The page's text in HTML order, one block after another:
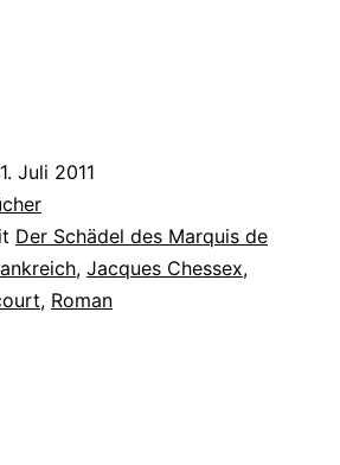
Juli 2011
Der Schädel des Marquis de
, Jacques Chessex,
, Roman